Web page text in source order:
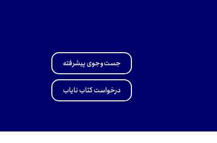
جست‌وجوی پیشرفته
درخواست کتاب نایاب